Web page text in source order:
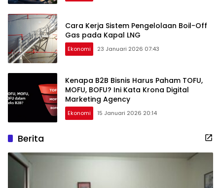
Cara Kerja Sistem Pengelolaan Boil-Off
Gas pada Kapal LNG
Ekonomi 23 Januari 2026 07:43
Kenapa B2B Bisnis Harus Paham TOFU,
MOFU, BOFU? Ini Kata Krona Digital
Marketing Agency
Ekonomi 15 Januari 2026 20:14
Berita